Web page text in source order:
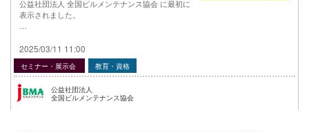
公益社団法人 全国ビルメンテナンス協会 に最初に
表示されました。
2025/03/11 11:00
セミナー・展示会 教育・資格
公益社団法人
全国ビルメンテナンス協会